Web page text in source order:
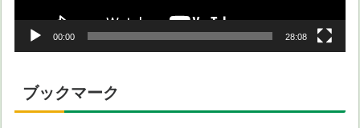
00:00 28:08
ブックマーク